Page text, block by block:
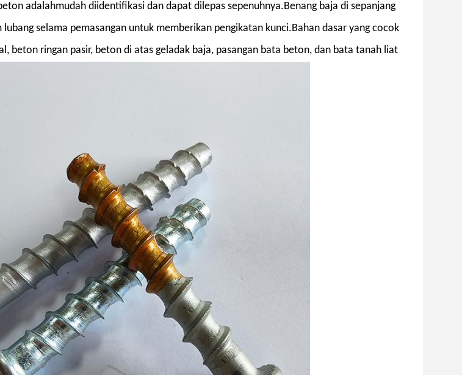
adalahmudah diidentifikasi dan dapat dilepas sepenuhnya.Benang baja di sepanjang
lubang selama pemasangan untuk memberikan pengikatan kunci.Bahan dasar yang cocok
beton ringan pasir, beton di atas geladak baja, pasangan bata beton, dan bata tanah liat